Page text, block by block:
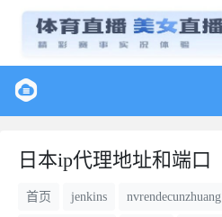
日本ip代理地址和端口
首页 jenkins nvrendecunzhuang